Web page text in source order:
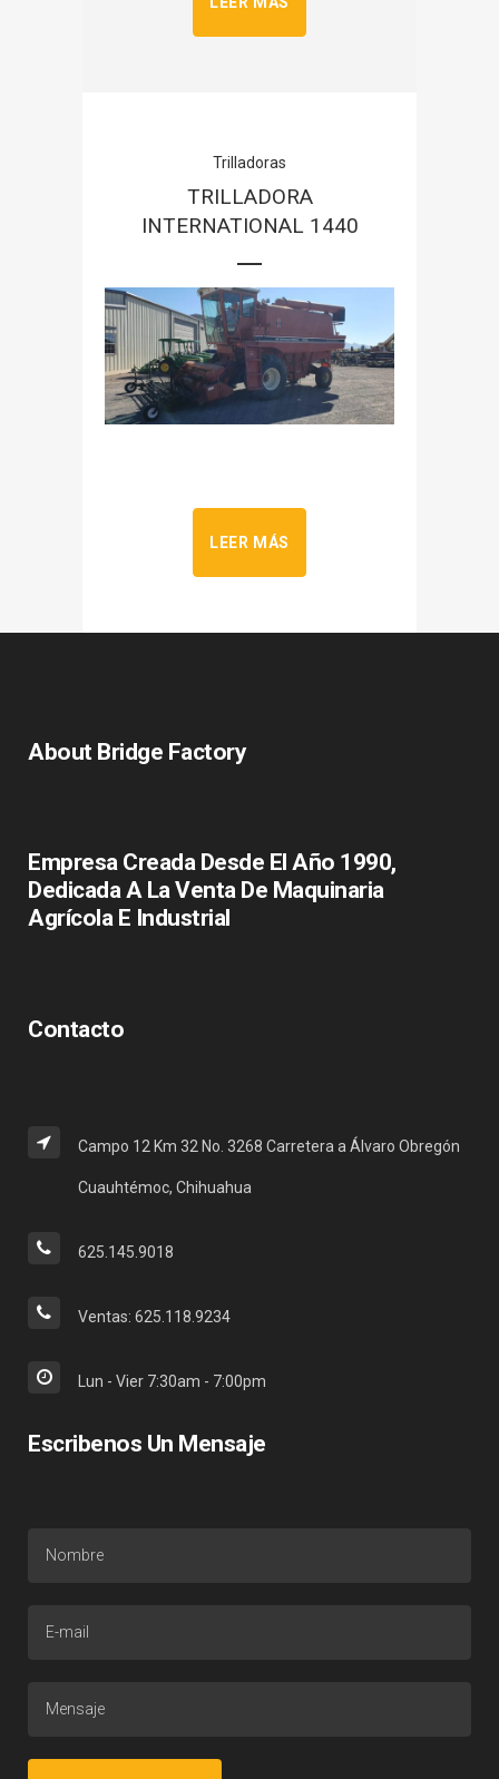
Trilladoras
TRILLADORA
INTERNATIONAL 1440
LEER MÁS
About Bridge Factory
Empresa Creada Desde El Año 1990,
Dedicada A La Venta De Maquinaria
Agrícola E Industrial
Contacto
Campo 12 Km 32 No. 3268 Carretera a Álvaro Obregón
Cuauhtémoc, Chihuahua
625.145.9018
Ventas: 625.118.9234
Lun - Vier 7:30am - 7:00pm
Escribenos Un Mensaje